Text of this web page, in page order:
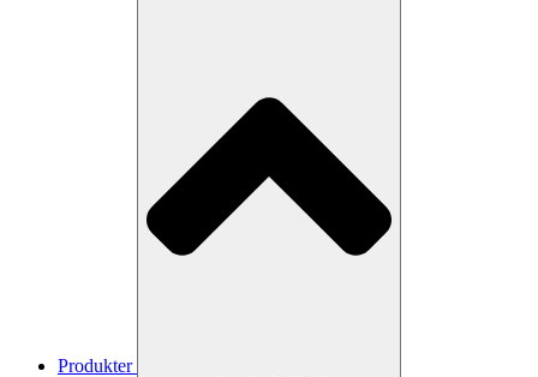
Produkter